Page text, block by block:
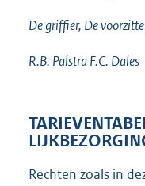
De griffier, De
R.B. Palstra F.C. Dales
Rechten zoals in